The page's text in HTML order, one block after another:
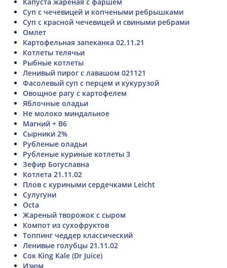
Суп с чечевицей и копчеными ребрышками
Суп с красной чечевицей и свиными ребрами
Омлет
Картофельная запеканка 02.11.21
Котлеты телячьи
Рыбные котлеты
Ленивый пирог с лавашом 021121
Фасолевый суп с перцем и кукурузой
Овощное рагу с картофелем
Яблочные оладьи
Не молоко миндальное
Магний + В6
Сырники 2%
Рубленые оладьи
Рубленые куриные котлеты 3
Зефир Богуславна
Котлета 21.11.02
Плов с куриными сердечками Leicht
Сулугуни
Octa
Жареный творожок с сыром
Компот из сухофруктов
Топпинг чеддер классический
Ленивые голубцы 21.11.02
Сок King Kale (Dr Juice)
Изюм